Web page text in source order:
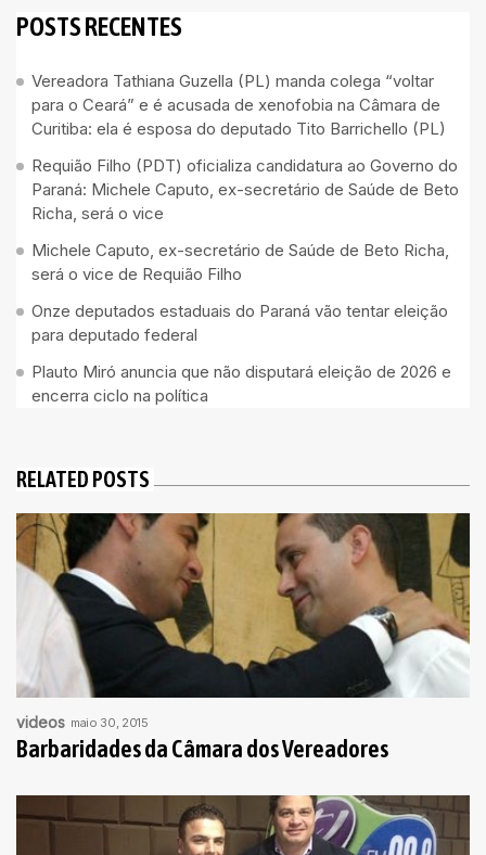
POSTS RECENTES
Vereadora Tathiana Guzella (PL) manda colega “voltar
para o Ceará” e é acusada de xenofobia na Câmara de
Curitiba: ela é esposa do deputado Tito Barrichello (PL)
Requião Filho (PDT) oficializa candidatura ao Governo do
Paraná: Michele Caputo, ex-secretário de Saúde de Beto
Richa, será o vice
Michele Caputo, ex-secretário de Saúde de Beto Richa,
será o vice de Requião Filho
Onze deputados estaduais do Paraná vão tentar eleição
para deputado federal
Plauto Miró anuncia que não disputará eleição de 2026 e
encerra ciclo na política
RELATED POSTS
videos maio 30, 2015
Barbaridades da Câmara dos Vereadores